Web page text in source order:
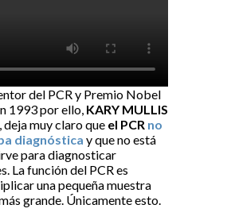
del PCR y Premio Nobel
1993 por ello, KARY MULLIS
muy claro que el PCR no
diagnóstica y que no está
para diagnosticar
La función del PCR es
una pequeña muestra
grande. Únicamente esto.